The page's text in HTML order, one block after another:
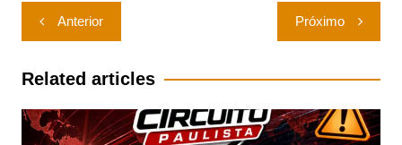
Navegação
de
Post
Anterior Próximo
Related articles